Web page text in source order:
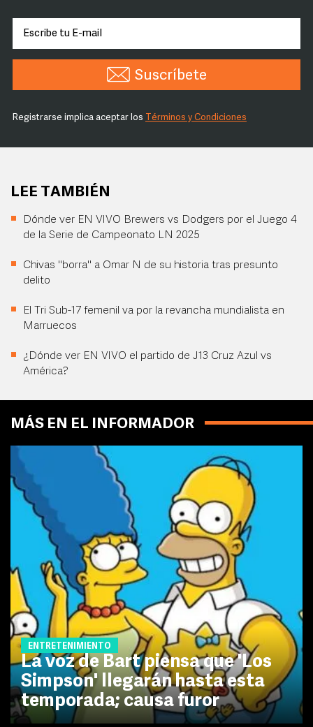
Suscríbete
Registrarse implica aceptar los Términos y Condiciones
LEE TAMBIÉN
Dónde ver EN VIVO Brewers vs Dodgers por el Juego 4
de la Serie de Campeonato LN 2025
Chivas "borra" a Omar N de su historia tras presunto
delito
El Tri Sub-17 femenil va por la revancha mundialista en
Marruecos
¿Dónde ver EN VIVO el partido de J13 Cruz Azul vs
América?
MÁS EN EL INFORMADOR
ENTRETENIMIENTO
La voz de Bart piensa que 'Los
Simpson' llegarán hasta esta
temporada; causa furor